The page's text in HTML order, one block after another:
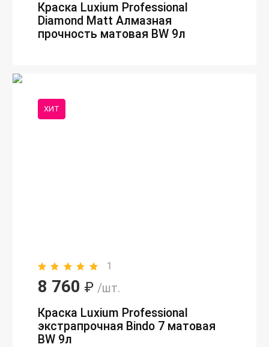
Краска Luxium Professional
Diamond Matt Алмазная
прочность матовая BW 9л
ХИТ
1
8 760 ₽ /шт.
Краска Luxium Professional
экстрапрочная Bindo 7 матовая
BW 9л